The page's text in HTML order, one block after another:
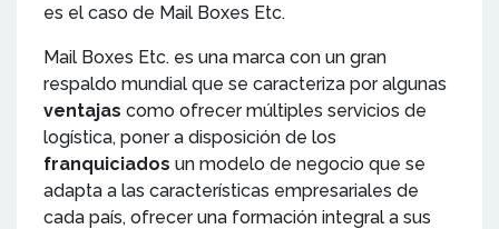
es el caso de Mail Boxes Etc.
Mail Boxes Etc. es una marca con un gran
respaldo mundial que se caracteriza por algunas
ventajas como ofrecer múltiples servicios de
logística, poner a disposición de los
franquiciados un modelo de negocio que se
adapta a las características empresariales de
cada país, ofrecer una formación integral a sus